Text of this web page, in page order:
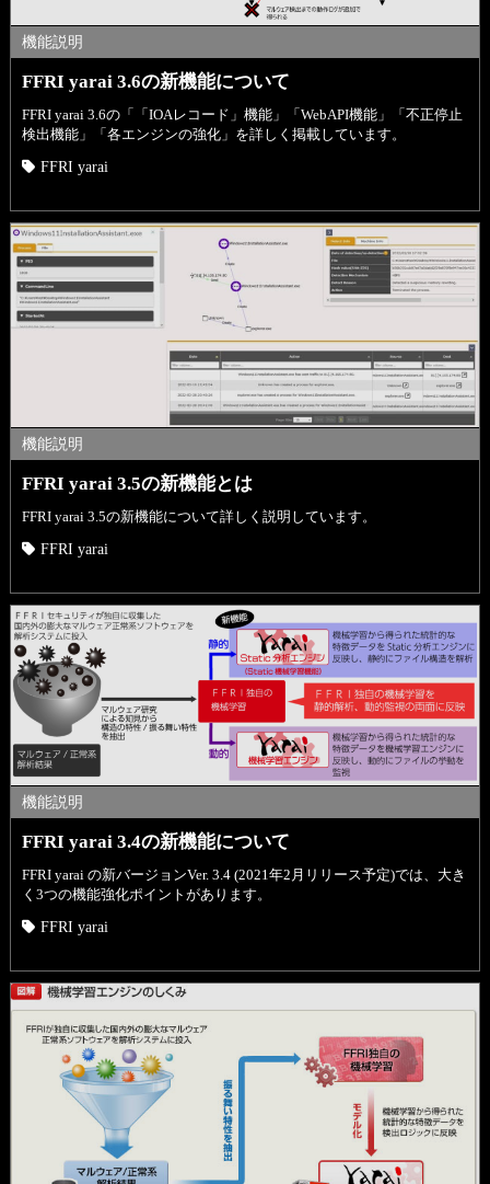
機能説明
FFRI yarai 3.6の新機能について
FFRI yarai 3.6の「「IOAレコード」機能」「WebAPI機能」「不正停止
検出機能」「各エンジンの強化」を詳しく掲載しています。
FFRI yarai
機能説明
FFRI yarai 3.5の新機能とは
FFRI yarai 3.5の新機能について詳しく説明しています。
FFRI yarai
機能説明
FFRI yarai 3.4の新機能について
FFRI yarai の新バージョンVer. 3.4 (2021年2月リリース予定)では、大き
く3つの機能強化ポイントがあります。
FFRI yarai